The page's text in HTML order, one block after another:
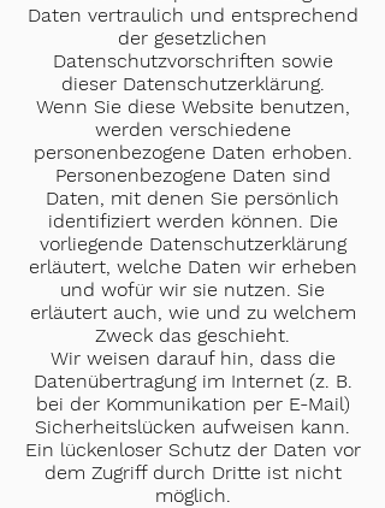
Daten vertraulich und entsprechend
der gesetzlichen
Datenschutzvorschriften sowie
dieser Datenschutzerklärung.
Wenn Sie diese Website benutzen,
werden verschiedene
personenbezogene Daten erhoben.
Personenbezogene Daten sind
Daten, mit denen Sie persönlich
identifiziert werden können. Die
vorliegende Datenschutzerklärung
erläutert, welche Daten wir erheben
und wofür wir sie nutzen. Sie
erläutert auch, wie und zu welchem
Zweck das geschieht.
Wir weisen darauf hin, dass die
Datenübertragung im Internet (z. B.
bei der Kommunikation per E-Mail)
Sicherheitslücken aufweisen kann.
Ein lückenloser Schutz der Daten vor
dem Zugriff durch Dritte ist nicht
möglich.